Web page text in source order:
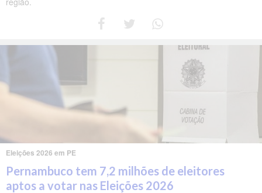
Eleições 2026 em PE
Pernambuco tem 7,2 milhões de eleitores
aptos a votar nas Eleições 2026